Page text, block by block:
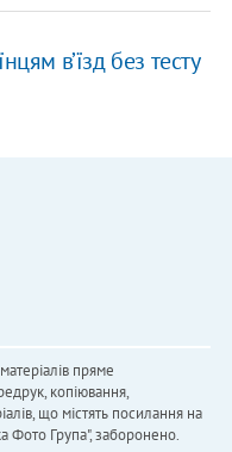
в’їзд без тесту
пряме
копіювання,
що містять посилання на
Фото Група", заборонено.